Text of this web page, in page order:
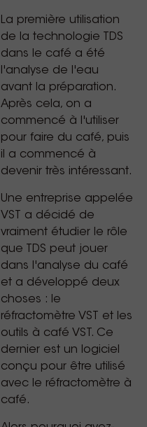
La première utilisation
de la technologie TDS
dans le café a été
l'analyse de l'eau
avant la préparation.
Après cela, on a
commencé à l'utiliser
pour faire du café, puis
il a commencé à
devenir très intéressant.
Une entreprise appelée
VST a décidé de
vraiment étudier le rôle
que TDS peut jouer
dans l'analyse du café
et a développé deux
choses : le
réfractomètre VST et les
outils à café VST. Ce
dernier est un logiciel
conçu pour être utilisé
avec le réfractomètre à
café.